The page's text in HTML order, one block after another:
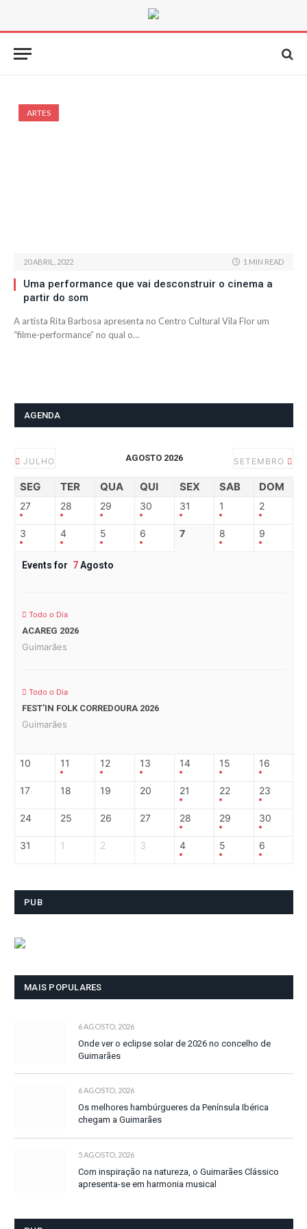
ARTES
20 ABRIL, 2022 1 MIN READ
Uma performance que vai desconstruir o cinema a
partir do som
A artista Rita Barbosa apresenta no Centro Cultural Vila Flor um
“filme-performance” no qual o…
AGENDA
JULHO AGOSTO 2026 SETEMBRO
SEG TER QUA QUI SEX SAB DOM
27 28 29 30 31 1 2
3 4 5 6 7 8 9
Events for 7Agosto
Todo o Dia
ACAREG 2026
Guimarães
Todo o Dia
FEST’IN FOLK CORREDOURA 2026
Guimarães
10 11 12 13 14 15 16
17 18 19 20 21 22 23
24 25 26 27 28 29 30
31 1 2 3 4 5 6
PUB
MAIS POPULARES
6 AGOSTO, 2026
Onde ver o eclipse solar de 2026 no concelho de
Guimarães
6 AGOSTO, 2026
Os melhores hambúrgueres da Península Ibérica
chegam a Guimarães
5 AGOSTO, 2026
Com inspiração na natureza, o Guimarães Clássico
apresenta-se em harmonia musical